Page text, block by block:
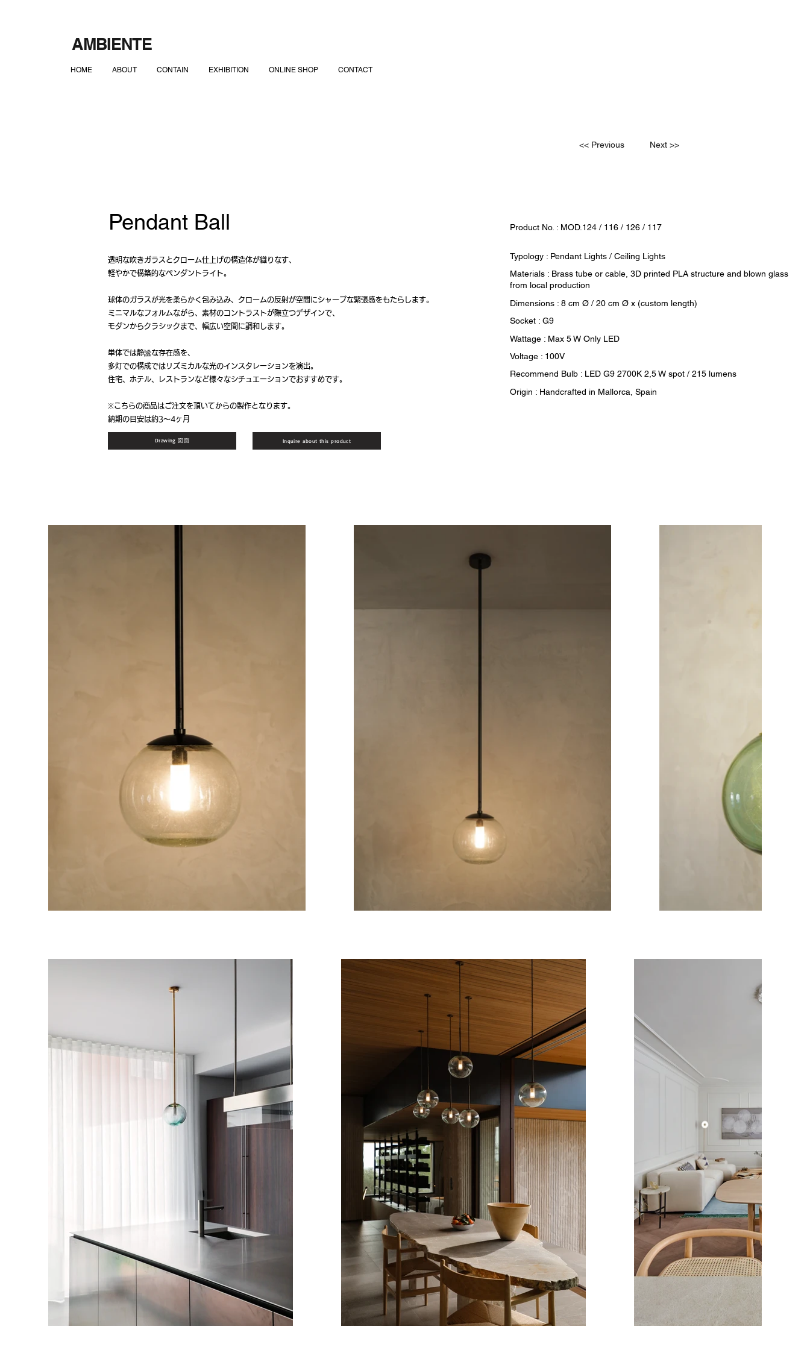
AMBIENTE
HOME ABOUT CONTAIN EXHIBITION ONLINE SHOP CONTACT
Pendant Ball
透明な吹きガラスとクローム仕上げの構造体が織りなす、
軽やかで構築的なペンダントライト。
球体のガラスが光を柔らかく包み込み、クロームの反射が空間にシャープな緊張感をもたらします。
ミニマルなフォルムながら、素材のコントラストが際立つデザインで、
モダンからクラシックまで、幅広い空間に調和します。
単体では静謐な存在感を、
多灯での構成ではリズミカルな光のインスタレーションを演出。
住宅、ホテル、レストランなど様々なシチュエーションでおすすめです。
※こちらの商品はご注文を頂いてからの製作となります。
納期の目安は約3〜4ヶ月
Product No. : MOD.124 / 116 / 126 / 117
Typology : Pendant Lights / Ceiling Lights
Materials : Brass tube or cable, 3D printed PLA structure and blown glass
from local production
Dimensions : 8 cm Ø / 20 cm Ø x (custom length)
Socket : G9
Wattage : Max 5 W Only LED
Voltage : 100V
Recommend Bulb : LED G9 2700K 2,5 W spot / 215 lumens
Origin : Handcrafted in Mallorca, Spain
Drawing 図面 Inquire about this product
Next >>
<< Previous